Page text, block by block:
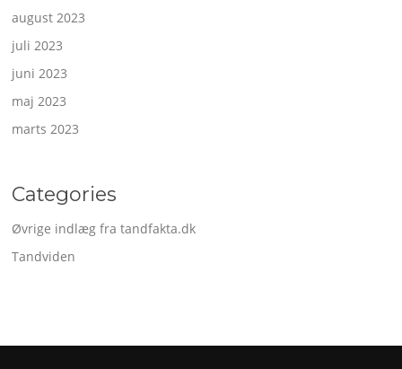
august 2023
juli 2023
juni 2023
maj 2023
marts 2023
Categories
Øvrige indlæg fra tandfakta.dk
Tandviden